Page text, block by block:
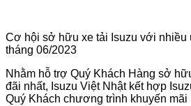
Cơ hội sở hữu xe tải Isuzu với nhiều
tháng 06/2023
Nhằm hỗ trợ Quý Khách Hàng sở
đãi nhất, Isuzu Việt Nhật kết hợp
Quý Khách chương trình khuyến mãi